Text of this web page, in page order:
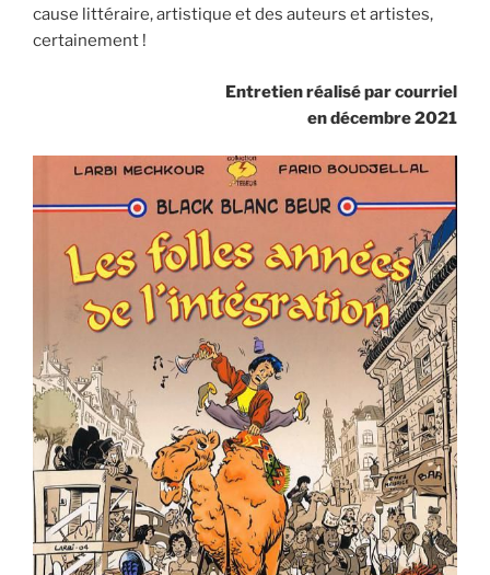
cause littéraire, artistique et des auteurs et artistes,
certainement !
Entretien réalisé par courriel
en décembre 2021